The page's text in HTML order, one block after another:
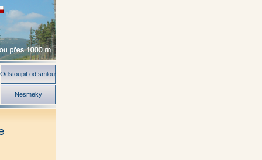
Odstoupit od smlouvy
Nesmeky